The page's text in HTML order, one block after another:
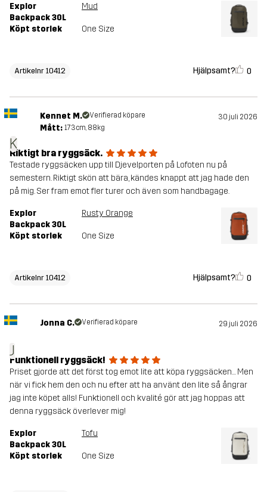
Explor
Backpack 30L
Mud
Köpt storlek One Size
Artikelnr 10412 Hjälpsamt? 0
K
Kennet M. Verifierad köpare 30 juli 2026
Mått: 173cm, 88kg
Riktigt bra ryggsäck.
Testade ryggsäcken upp till Djevelporten på Lofoten nu på
semestern. Riktigt skön att bära, kändes knappt att jag hade den
på mig. Ser fram emot fler turer och även som handbagage.
Explor
Backpack 30L
Rusty Orange
Köpt storlek One Size
Artikelnr 10412 Hjälpsamt? 0
J
Jonna C. Verifierad köpare 29 juli 2026
Funktionell ryggsäck!
Priset gjorde att det först tog emot lite att köpa ryggsäcken… Men
när vi fick hem den och nu efter att ha använt den lite så ångrar
jag inte köpet alls! Funktionell och kvalité gör att jag hoppas att
denna ryggsäck överlever mig!
Explor
Backpack 30L
Tofu
Köpt storlek One Size